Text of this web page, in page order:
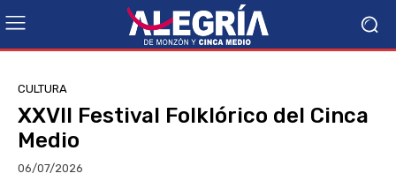
CULTURA
XXVII Festival Folklórico del Cinca
Medio
06/07/2026